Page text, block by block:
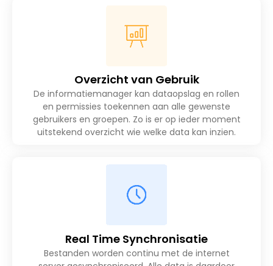
Overzicht van Gebruik
De informatiemanager kan dataopslag en rollen
en permissies toekennen aan alle gewenste
gebruikers en groepen. Zo is er op ieder moment
uitstekend overzicht wie welke data kan inzien.
Real Time Synchronisatie
Bestanden worden continu met de internet